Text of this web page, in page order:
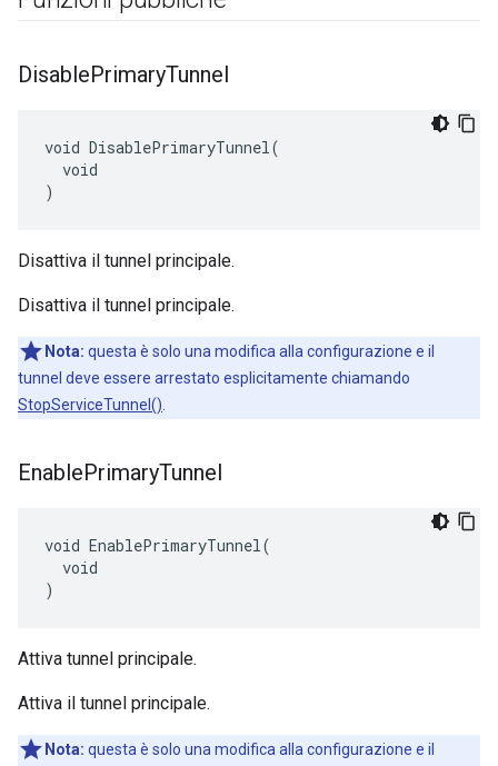
DisablePrimaryTunnel
void DisablePrimaryTunnel(
  void
)
Disattiva il tunnel principale.
Disattiva il tunnel principale.
Nota: questa è solo una modifica alla configurazione e il
tunnel deve essere arrestato esplicitamente chiamando
StopServiceTunnel()
EnablePrimaryTunnel
void EnablePrimaryTunnel(
  void
)
Attiva tunnel principale.
Attiva il tunnel principale.
Nota: questa è solo una modifica alla configurazione e il